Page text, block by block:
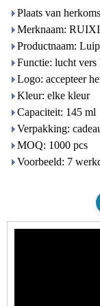
Plaats van
Merknaam:
Productnaam:
Functie: lucht vers
Logo: accepteer
Kleur: elke kleur
Capaciteit: 145 ml
Verpakking:
MOQ: 1000 pcs
Voorbeeld: 7